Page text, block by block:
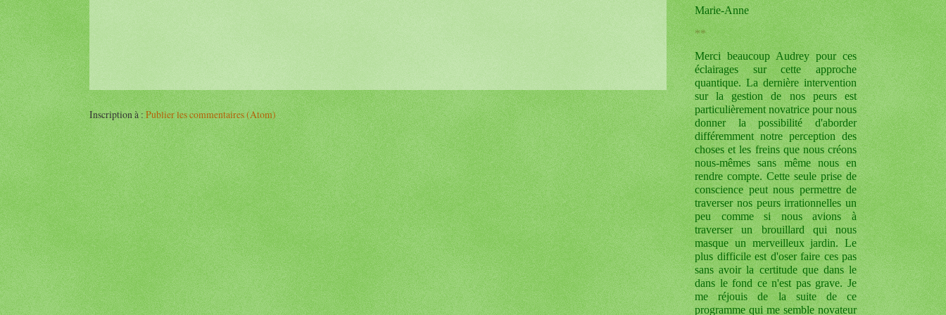
Inscription à :Publier les commentaires (Atom)
Marie-Anne
**
Merci beaucoup Audrey pour ces
éclairages sur cette approche
quantique. La dernière intervention
sur la gestion de nos peurs est
particulièrement novatrice pour nous
donner la possibilité d'aborder
différemment notre perception des
choses et les freins que nous créons
nous-mêmes sans même nous en
rendre compte. Cette seule prise de
conscience peut nous permettre de
traverser nos peurs irrationnelles un
peu comme si nous avions à
traverser un brouillard qui nous
masque un merveilleux jardin. Le
plus difficile est d'oser faire ces pas
sans avoir la certitude que dans le
dans le fond ce n'est pas grave. Je
me réjouis de la suite de ce
programme qui me semble novateur